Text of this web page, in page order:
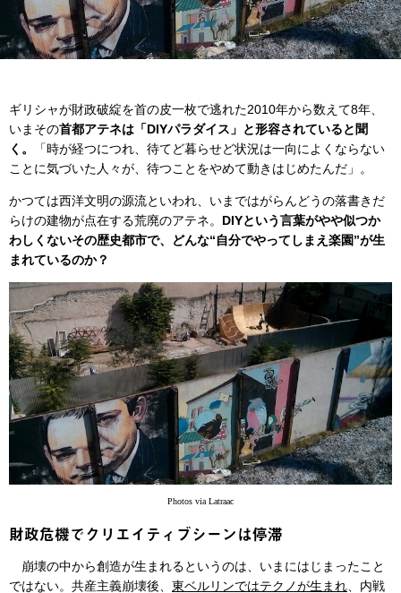
ギリシャが財政破綻を首の皮一枚で逃れた2010年から数えて8年、
いまその首都アテネは「DIYパラダイス」と形容されていると聞
く。
「時が経つにつれ、待てど暮らせど状況は一向によくならない
ことに気づいた人々が、待つことをやめて動きはじめたんだ」。
かつては西洋文明の源流といわれ、いまではがらんどうの落書きだ
らけの建物が点在する荒廃のアテネ。 DIYという言葉がやや似つか
わしくないその歴史都市で、どんな“自分でやってしまえ楽園”が生
まれているのか？
Photos via Latraac
財政危機でクリエイティブシーンは停滞
崩壊の中から創造が生まれるというのは、いまにはじまったこと
ではない。共産主義崩壊後、 東ベルリンではテクノが生まれ、内戦